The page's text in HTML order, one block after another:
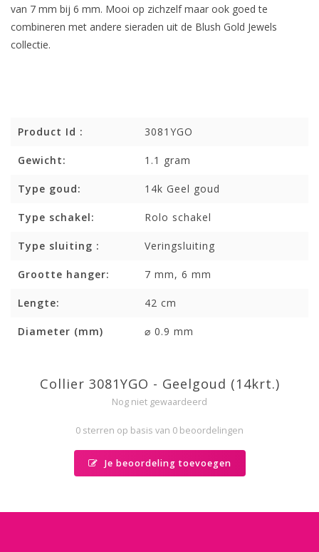
van 7 mm bij 6 mm. Mooi op zichzelf maar ook goed te
combineren met andere sieraden uit de Blush Gold Jewels
collectie.
Product Id : 3081YGO
Gewicht: 1.1 gram
Type goud: 14k Geel goud
Type schakel: Rolo schakel
Type sluiting : Veringsluiting
Grootte hanger: 7 mm, 6 mm
Lengte: 42 cm
Diameter (mm) ⌀ 0.9 mm
Collier 3081YGO - Geelgoud (14krt.)
Nog niet gewaardeerd
0 sterren op basis van 0 beoordelingen
Je beoordeling toevoegen